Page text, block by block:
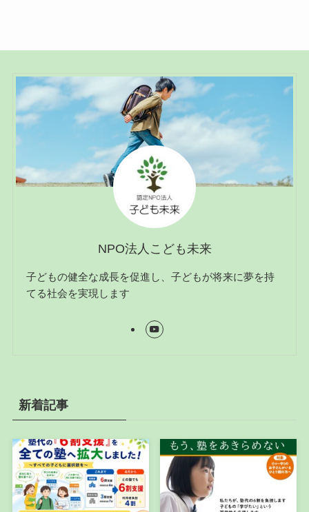
NPO法人こども未来
子どもの健全な成長を促進し、子どもが将来に夢を持
てる社会を実現します
新着記事